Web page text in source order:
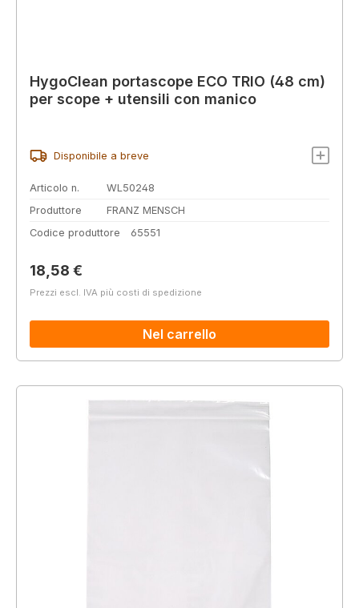
HygoClean portascope ECO TRIO (48 cm)
per scope + utensili con manico
Disponibile a breve
Articolo n.
WL50248
Produttore
FRANZ MENSCH
Codice produttore
65551
Prezzo normale:
18,58 €
Prezzi escl. IVA più costi di spedizione
Nel carrello